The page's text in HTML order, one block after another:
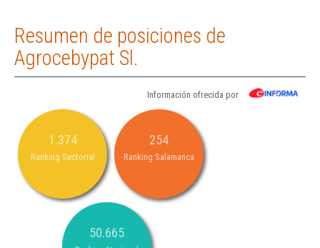
Resumen de posiciones de
Agrocebypat Sl.
Información ofrecida por
1.374
Ranking Sectorial
254
Ranking Salamanca
50.665